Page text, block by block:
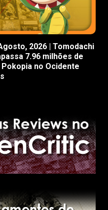
2026 | Tomodachi
7.96 milhões de
no Ocidente